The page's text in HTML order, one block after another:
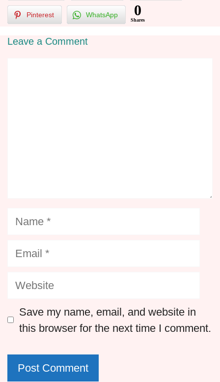
Pinterest WhatsApp 0
Shares
Leave a Comment
Name
Email
Website
Save my name, email, and website in
this browser for the next time I comment.